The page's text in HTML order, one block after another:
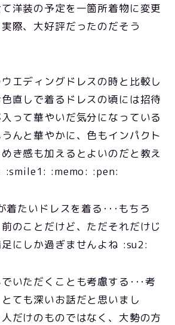
洋装の予定を一箇所着物に変更
際、大好評だったのだそう
エディングドレスの時と比較し
直しで着るドレスの頃には招待
って華やいだ気分になっている
んと華やかに、色もインパクト
き感も加えるとよいのだと教え
:smile1: :memo: :pen:
着たいドレスを着る･･･もちろ
のことだけど、ただそれだけじ
にしか過ぎませんよね :su2:
いただくことも考慮する･･･考
ても深いお話だと思いまし
だけのものではなく、大勢の方